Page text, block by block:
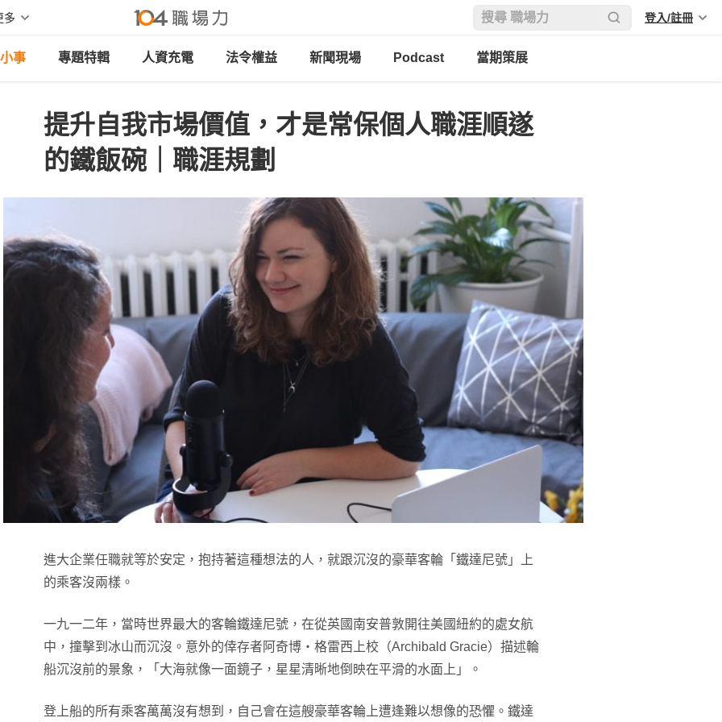
多 登入/註冊
事 專題特輯 人資充電 法令權益 新聞現場 Podcast 當期策展
提升自我市場價值，才是常保個人職涯順遂
的鐵飯碗｜職涯規劃
進大企業任職就等於安定，抱持著這種想法的人，就跟沉沒的豪華客輪「鐵達尼號」上
的乘客沒兩樣。
一九一二年，當時世界最大的客輪鐵達尼號，在從英國南安普敦開往美國紐約的處女航
中，撞擊到冰山而沉沒。意外的倖存者阿奇博‧格雷西上校（Archibald Gracie）描述輪
船沉沒前的景象，「大海就像一面鏡子，星星清晰地倒映在平滑的水面上」。
登上船的所有乘客萬萬沒有想到，自己會在這艘豪華客輪上遭逢難以想像的恐懼。鐵達